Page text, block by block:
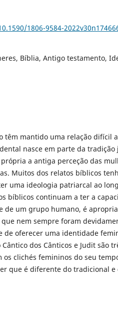
1806-9584-
Bíblia, Antigo testamento,
têm mantido uma relação difícil
nasce em parte da tradição
a antiga perceção das
Muitos dos relatos bíblicos
uma ideologia patriarcal ao
bíblicos continuam a ter a
de um grupo humano, é
nem sempre foram
de oferecer uma identidade
dos Cânticos e Judit são
clichés femininos do seu
que é diferente do tradicional e